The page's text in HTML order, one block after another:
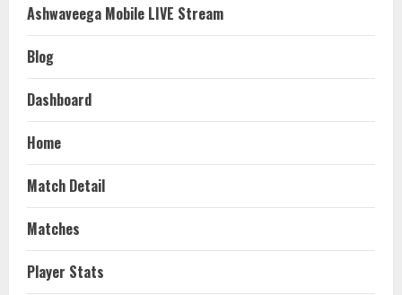
Ashwaveega Mobile LIVE Stream
Blog
Dashboard
Home
Match Detail
Matches
Player Stats